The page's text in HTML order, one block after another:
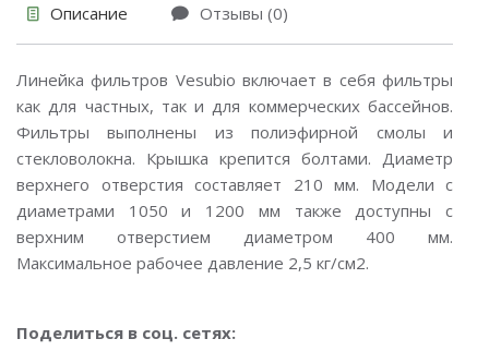
Описание Отзывы (0)
Линейка фильтров Vesubio включает в себя фильтры
как для частных, так и для коммерческих бассейнов.
Фильтры выполнены из полиэфирной смолы и
стекловолокна. Крышка крепится болтами. Диаметр
верхнего отверстия составляет 210 мм. Модели с
диаметрами 1050 и 1200 мм также доступны с
верхним отверстием диаметром 400 мм.
Максимальное рабочее давление 2,5 кг/см2.
Поделиться в соц. сетях: